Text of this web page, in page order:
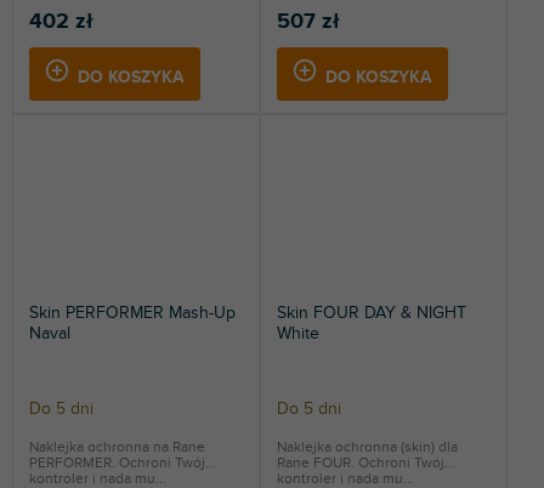
402 zł
DO KOSZYKA
507 zł
DO KOSZYKA
Skin PERFORMER Mash-Up
Naval
Do 5 dni
Naklejka ochronna na Rane
PERFORMER. Ochroni Twój
kontroler i nada mu...
Skin FOUR DAY & NIGHT
White
Do 5 dni
Naklejka ochronna (skin) dla
Rane FOUR. Ochroni Twój
kontroler i nada mu...